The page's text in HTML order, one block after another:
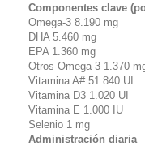
Componentes clave
Omega-3 8.190 mg
DHA 5.460 mg
EPA 1.360 mg
Otros Omega-3 1.370
Vitamina A# 51.840 UI
Vitamina D3 1.020 UI
Vitamina E 1.000 IU
Selenio 1 mg
Administración diaria